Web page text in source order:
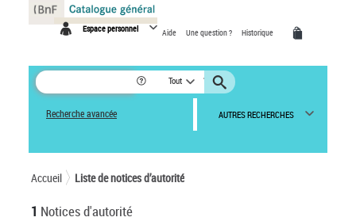
Espace personnel Aide Une question ? Historique
Tout
Recherche avancée AUTRES RECHERCHES
Accueil Liste de notices d’autorité
1 Notices d'autorité
Panneau de gestion des cookies